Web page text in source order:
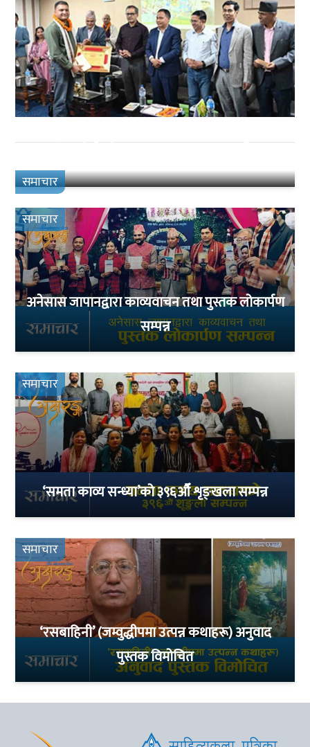
समाचार
डा. धनप्रसाद सुवेदीको “नेपाली उपन्यासमा आञ्चलिकता
समाचार
अनेसास जापानद्वारा काव्यवाचन तथा पुस्तक लोकार्पण
सम्पन्न
समाचार
‘समता काव्य सन्ध्या’को ३९६औँ शृङ्खला सम्पन्न
समाचार
‘रसबाहिनी’ (जम्वुद्धीपमा उत्पन्न कथाहरू) अनुवाद
पुस्तक विमोचित